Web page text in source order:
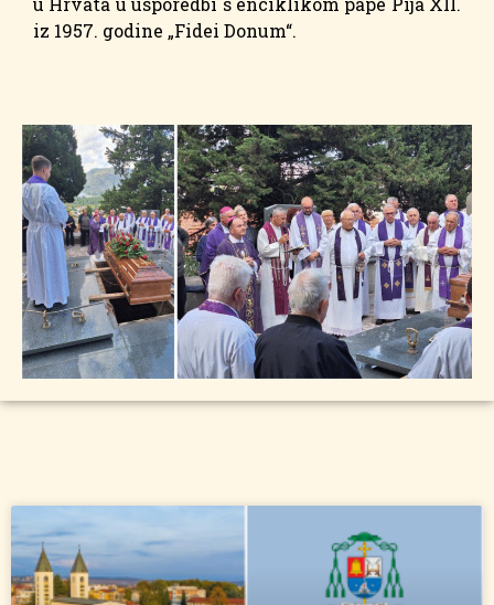
iz 1957. godine „Fidei Donum“.